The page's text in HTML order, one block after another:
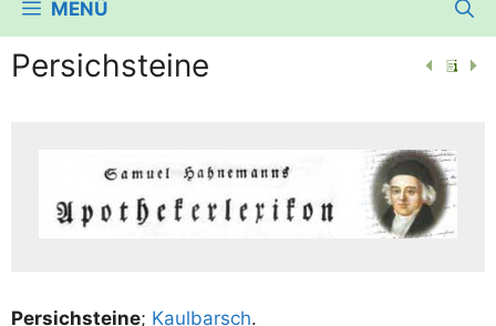
MENÜ
Persichsteine
Per­sich­stei­ne; Kaul­barsch.